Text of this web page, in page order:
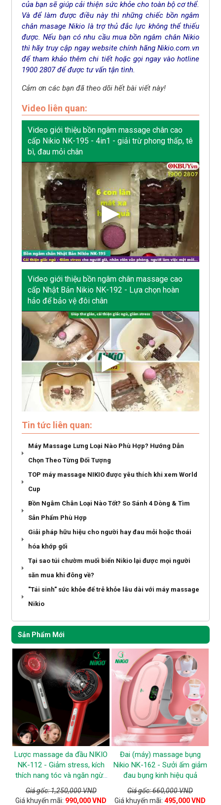
của bạn sẽ giúp cải thiện sức khỏe cho toàn bộ cơ thể.
Và để làm được điều này thì những chiếc bồn ngâm
chân masage Nikio là trợ thủ đắc lực không thể thiếu
được. Nếu bạn có nhu cầu mua bồn ngâm chân Nikio
thì hãy truy cập ngay website chính hãng Nikio.com.vn
để tham khảo thêm chi tiết hoặc gọi ngay vào hotline
1900 2807 để được tư vấn tận tình.
Cảm ơn các bạn đã theo dõi hết bài viết này!
Video liên quan:
Video giới thiệu bồn ngâm massage chân cao
cấp Nikio NK-195 - 4in1 - giải trừ phong thấp, tê
bì, đau mỏi chân
Video giới thiệu bồn ngâm chân massage cao
cấp Nhật Bản Nikio NK-192 - Lựa chọn hoàn
hảo để bảo vệ đôi chân
Tin tức liên quan:
Máy Massage Lưng Loại Nào Phù Hợp? Hướng Dẫn
Chọn Theo Từng Đối Tượng
TOP máy massage NIKIO được yêu thích khi xem World
Cup
Bồn Ngâm Chân Loại Nào Tốt? So Sánh 4 Dòng & Tìm
Sản Phẩm Phù Hợp
Giải pháp hữu hiệu cho người hay đau mỏi hoặc thoái
hóa khớp gối
Tại sao túi chườm muối biển Nikio lại được mọi người
săn mua khi đông về?
"Tái sinh" sức khỏe để trẻ khỏe lâu dài với máy massage
Nikio
Sản Phẩm Mới
Lược massage da đầu NIKIO
NK-112 - Giảm stress, kích
thích nang tóc và ngăn ngừa
tóc gãy rụng
Giá gốc: 1,250,000 VND
Giá khuyến mãi: 990,000 VND
Đai (máy) massage bụng
Nikio NK-162 - Sưởi ấm giảm
đau bụng kinh hiệu quả
Giá gốc: 660,000 VND
Giá khuyến mãi: 495,000 VND